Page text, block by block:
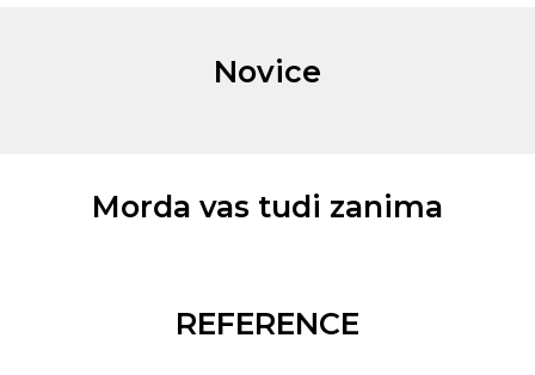
Novice
Morda vas tudi zanima
REFERENCE